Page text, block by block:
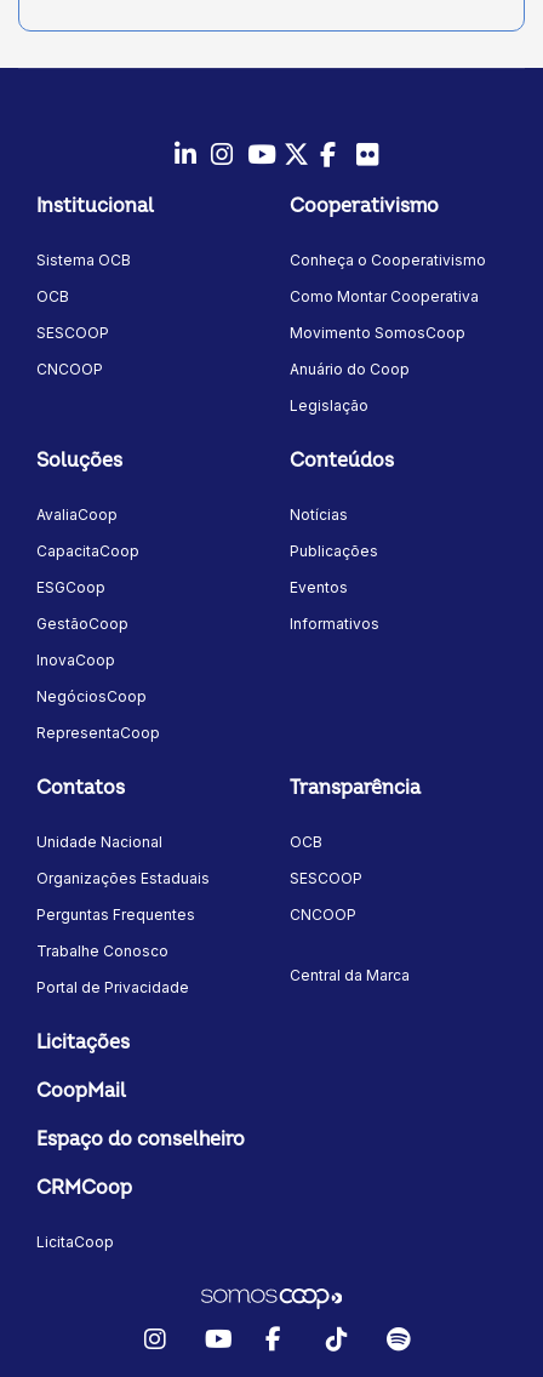
Institucional
Sistema OCB
OCB
SESCOOP
CNCOOP
Cooperativismo
Conheça o Cooperativismo
Como Montar Cooperativa
Movimento SomosCoop
Anuário do Coop
Legislação
Soluções
AvaliaCoop
CapacitaCoop
ESGCoop
GestãoCoop
InovaCoop
NegóciosCoop
RepresentaCoop
Conteúdos
Notícias
Publicações
Eventos
Informativos
Contatos
Unidade Nacional
Organizações Estaduais
Perguntas Frequentes
Trabalhe Conosco
Portal de Privacidade
Transparência
OCB
SESCOOP
CNCOOP
Central da Marca
Licitações
CoopMail
Espaço do conselheiro
CRMCoop
LicitaCoop